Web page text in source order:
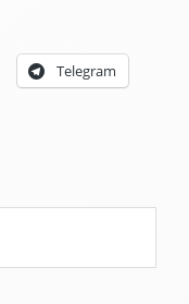
Telegram